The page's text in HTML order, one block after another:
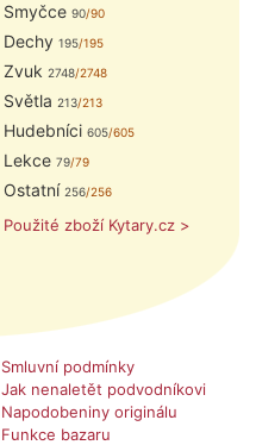
Smyčce 90/90
Dechy 195/195
Zvuk 2748/2748
Světla 213/213
Hudebníci 605/605
Lekce 79/79
Ostatní 256/256
Použité zboží Kytary.cz >
Smluvní podmínky
Jak nenaletět podvodníkovi
Napodobeniny originálu
Funkce bazaru